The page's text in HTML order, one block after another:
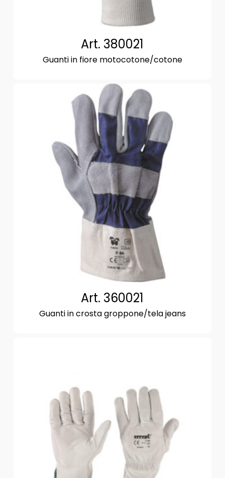
Art. 380021
Guanti in fiore motocotone/cotone
Art. 360021
Guanti in crosta groppone/tela jeans